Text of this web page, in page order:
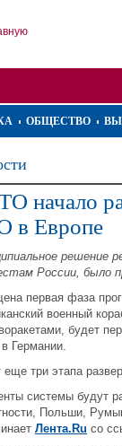
ОБЩЕСТВО
начало
в Европе
решение
России, было
первая фаза
военный
будет
Германии.
еще три этапа
системы будут
Польши,
Лента.Ru со